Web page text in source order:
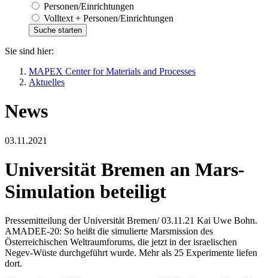
Personen/Einrichtungen
Volltext + Personen/Einrichtungen
Sie sind hier:
MAPEX Center for Materials and Processes
Aktuelles
News
03.11.2021
Universität Bremen an Mars-
Simulation beteiligt
Pressemitteilung der Universität Bremen/ 03.11.21 Kai Uwe Bohn.
AMADEE-20: So heißt die simulierte Marsmission des
Österreichischen Weltraumforums, die jetzt in der israelischen
Negev-Wüste durchgeführt wurde. Mehr als 25 Experimente liefen
dort.